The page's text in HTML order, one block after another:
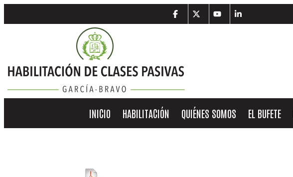
INICIO HABILITACIÓN QUIÉNES SOMOS EL BUFETE